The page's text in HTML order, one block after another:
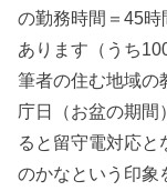
の勤務時間＝45
あります（うち
筆者の住む地域の
庁日（お盆の期間
ると留守電対応と
のかなという印象